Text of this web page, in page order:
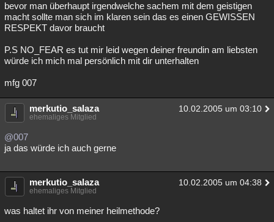
bevor man überhaupt irgendwelche sachem mit dem geistigen
macht sollte man sich im klaren sein das es einen GEWISSEN
RESPEKT davor braucht
P.S NO_FEAR es tut mir leid wegen deiner freundin am liebsten
würde ich mich mal persönlich mit dir unterhalten
mfg 007
merkutio_salaza 10.02.2005 um 03:10
ehemaliges Mitglied
@007
ja das würde ich auch gerne
merkutio_salaza 10.02.2005 um 04:38
ehemaliges Mitglied
was haltet ihr von meiner heilmethode?